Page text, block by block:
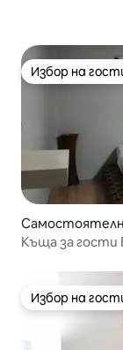
Избор на
Избор на
Къща за гости
Избор на
Избор на